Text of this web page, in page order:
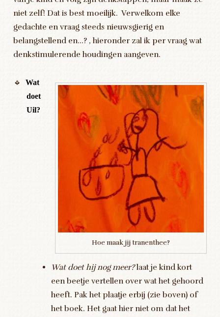
niet zelf! Dat is best moeilijk. Verwelkom elke
gedachte en vraag steeds nieuwsgierig en
belangstellend en…? , hieronder zal ik per vraag wat
denkstimulerende houdingen aangeven.
Hoe maak jij tranenthee?
Wat
doet
Uil?
Wat doet hij nog meer?laat je kind kort
een beetje vertellen over wat het gehoord
heeft. Pak het plaatje erbij (zie boven) of
het boek. Het gaat hier niet om dat het